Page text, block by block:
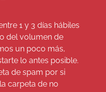
1 y 3 días hábiles
del volumen de
un poco más,
lo antes posible.
de spam por si
carpeta de no